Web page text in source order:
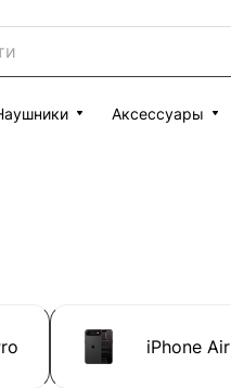
Аксессуары
iPhone Air